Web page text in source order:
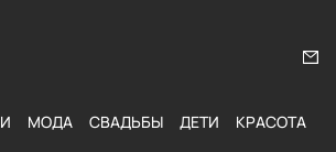
МОДА СВАДЬБЫ ДЕТИ КРАСОТА